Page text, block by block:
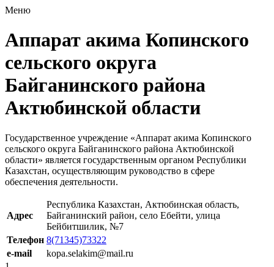
Меню
Аппарат акима Копинского
сельского округа
Байганинского района
Актюбинской области
Государственное учреждение «Аппарат акима Копинского
сельского округа Байганинского района Актюбинской
области» является государственным органом Республики
Казахстан, осуществляющим руководство в сфере
обеспечения деятельности.
Адрес
Республика Казахстан, Актюбинская область,
Байганинский район, село Ебейти, улица
Бейбитшилик, №7
Телефон 8(71345)73322
e-mail
kopa.selakim@mail.ru